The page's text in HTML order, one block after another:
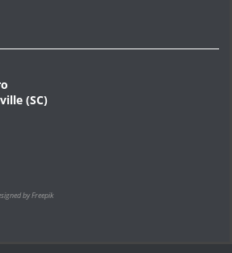
(SC)
by Freepik